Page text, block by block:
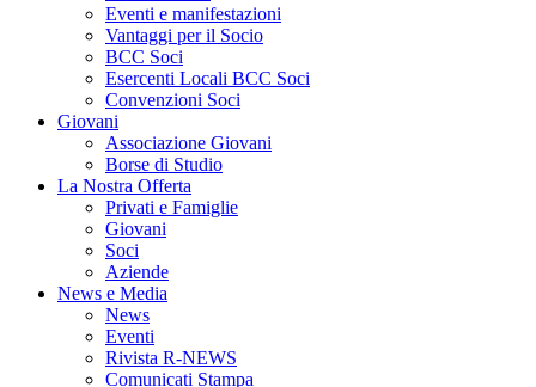
Eventi e manifestazioni
Vantaggi per il Socio
BCC Soci
Esercenti Locali BCC Soci
Convenzioni Soci
Giovani
Associazione Giovani
Borse di Studio
La Nostra Offerta
Privati e Famiglie
Giovani
Soci
Aziende
News e Media
News
Eventi
Rivista R-NEWS
Comunicati Stampa